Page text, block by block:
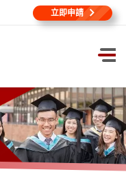
打
立即申請